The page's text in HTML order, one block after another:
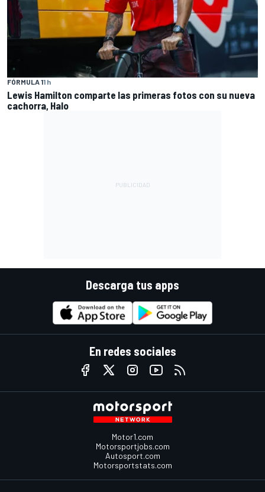
FÓRMULA 11 h
Lewis Hamilton comparte las primeras fotos con su nueva
cachorra, Halo
Descarga tus apps
En redes sociales
Motor1.com
Motorsportjobs.com
Autosport.com
Motorsportstats.com